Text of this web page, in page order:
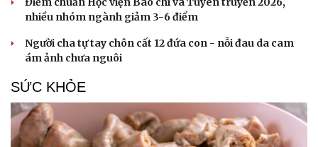
nhiều nhóm ngành giảm 3-6 điểm
Người cha tự tay chôn cất 12 đứa con - nỗi đau da cam
ám ảnh chưa nguôi
SỨC KHỎE